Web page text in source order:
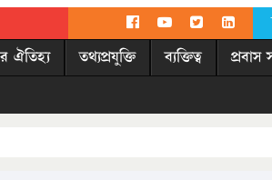
ঐতিহ্য তথ্যপ্রযুক্তি ব্যক্তিত্ব
প্রবাস